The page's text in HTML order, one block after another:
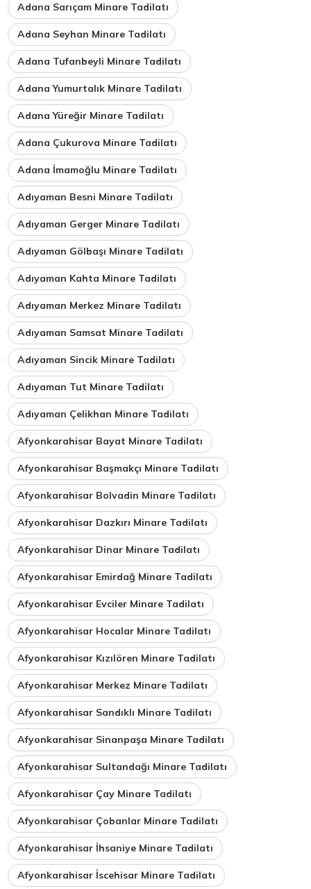
Adana Sarıçam Minare Tadilatı
Adana Seyhan Minare Tadilatı
Adana Tufanbeyli Minare Tadilatı
Adana Yumurtalık Minare Tadilatı
Adana Yüreğir Minare Tadilatı
Adana Çukurova Minare Tadilatı
Adana İmamoğlu Minare Tadilatı
Adıyaman Besni Minare Tadilatı
Adıyaman Gerger Minare Tadilatı
Adıyaman Gölbaşı Minare Tadilatı
Adıyaman Kahta Minare Tadilatı
Adıyaman Merkez Minare Tadilatı
Adıyaman Samsat Minare Tadilatı
Adıyaman Sincik Minare Tadilatı
Adıyaman Tut Minare Tadilatı
Adıyaman Çelikhan Minare Tadilatı
Afyonkarahisar Bayat Minare Tadilatı
Afyonkarahisar Başmakçı Minare Tadilatı
Afyonkarahisar Bolvadin Minare Tadilatı
Afyonkarahisar Dazkırı Minare Tadilatı
Afyonkarahisar Dinar Minare Tadilatı
Afyonkarahisar Emirdağ Minare Tadilatı
Afyonkarahisar Evciler Minare Tadilatı
Afyonkarahisar Hocalar Minare Tadilatı
Afyonkarahisar Kızılören Minare Tadilatı
Afyonkarahisar Merkez Minare Tadilatı
Afyonkarahisar Sandıklı Minare Tadilatı
Afyonkarahisar Sinanpaşa Minare Tadilatı
Afyonkarahisar Sultandağı Minare Tadilatı
Afyonkarahisar Çay Minare Tadilatı
Afyonkarahisar Çobanlar Minare Tadilatı
Afyonkarahisar İhsaniye Minare Tadilatı
Afyonkarahisar İscehisar Minare Tadilatı